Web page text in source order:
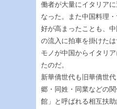
働者が大量にイタリア
なった。また中国料理
好が高まったことも、中
の流入に拍車を掛けた
モノが中国からイタリ
たのだ。
新華僑世代も旧華僑世
郷・同姓・同業などの
館」と呼ばれる相互扶